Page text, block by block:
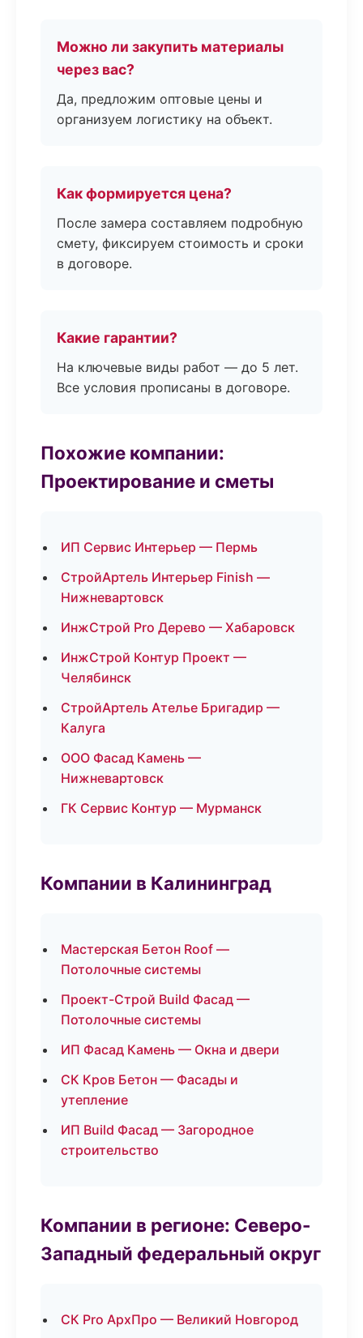
Можно ли закупить материалы
через вас?
Да, предложим оптовые цены и
организуем логистику на объект.
Как формируется цена?
После замера составляем подробную
смету, фиксируем стоимость и сроки
в договоре.
Какие гарантии?
На ключевые виды работ — до 5 лет.
Все условия прописаны в договоре.
Похожие компании:
Проектирование и сметы
ИП Сервис Интерьер — Пермь
СтройАртель Интерьер Finish —
Нижневартовск
ИнжСтрой Pro Дерево — Хабаровск
ИнжСтрой Контур Проект —
Челябинск
СтройАртель Ателье Бригадир —
Калуга
ООО Фасад Камень —
Нижневартовск
ГК Сервис Контур — Мурманск
Компании в Калининград
Мастерская Бетон Roof —
Потолочные системы
Проект-Строй Build Фасад —
Потолочные системы
ИП Фасад Камень — Окна и двери
СК Кров Бетон — Фасады и
утепление
ИП Build Фасад — Загородное
строительство
Компании в регионе: Северо-
Западный федеральный округ
СК Pro АрхПро — Великий Новгород